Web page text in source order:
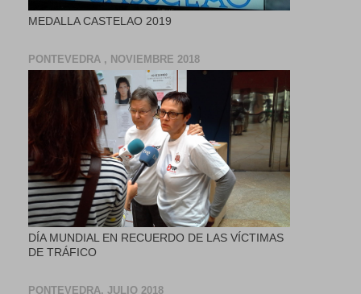
MEDALLA CASTELAO 2019
PONTEVEDRA , NOVIEMBRE 2018
DÍA MUNDIAL EN RECUERDO DE LAS VÍCTIMAS
DE TRÁFICO
PONTEVEDRA, JULIO 2018